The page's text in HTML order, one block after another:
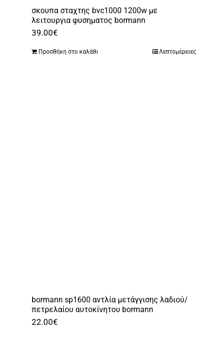
σκουπα σταχτης bvc1000 1200w με
λειτουργια φυσηματος bormann
39.00€
Προσθήκη στο καλάθι Λεπτομέρειες
bormann sp1600 αντλία μετάγγισης λαδιού/
πετρελαίου αυτοκίνητου bormann
22.00€